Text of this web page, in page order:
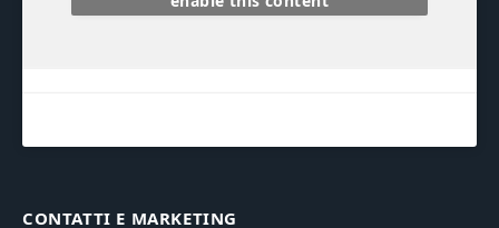
CONTATTI E MARKETING